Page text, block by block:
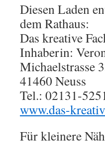
Diesen Laden
dem Rathaus:
Das kreative
Inhaberin:
Michaelstrasse
41460 Neuss
Tel.: 02131-
www.das-
Für kleinere